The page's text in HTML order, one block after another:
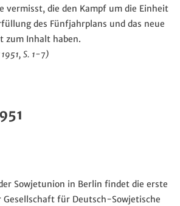
vermisst, die den Kampf um die Einheit
des Fünfjahrplans und das neue
zum Inhalt haben.
S. 1-7)
Sowjetunion in Berlin findet die erste
für Deutsch-Sowjetische